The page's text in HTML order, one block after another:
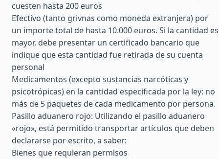
cuesten hasta 200 euros
Efectivo (tanto grivnas como moneda extranjera) por
un importe total de hasta 10.000 euros. Si la cantidad es
mayor, debe presentar un certificado bancario que
indique que esta cantidad fue retirada de su cuenta
personal
Medicamentos (excepto sustancias narcóticas y
psicotrópicas) en la cantidad especificada por la ley: no
más de 5 paquetes de cada medicamento por persona.
Pasillo aduanero rojo: Utilizando el pasillo aduanero
«rojo», está permitido transportar artículos que deben
declararse por escrito, a saber:
Bienes que requieran permisos